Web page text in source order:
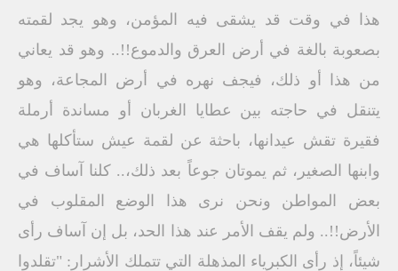
هذا في وقت قد يشقى فيه المؤمن، وهو يجد لقمته
بصعوبة بالغة في أرض العرق والدموع!!.. وهو قد يعاني
من هذا أو ذلك، فيجف نهره في أرض المجاعة، وهو
يتنقل في حاجته بين عطايا الغربان أو مساندة أرملة
فقيرة تقش عيدانها، باحثة عن لقمة عيش ستأكلها هي
وابنها الصغير، ثم يموتان جوعاً بعد ذلك،.. كلنا آساف في
بعض المواطن ونحن نرى هذا الوضع المقلوب في
الأرض!!.. ولم يقف الأمر عند هذا الحد، بل إن آساف رأى
شيئاً، إذ رأى الكبرياء المذهلة التي تتملك الأشرار: "تقلدوا